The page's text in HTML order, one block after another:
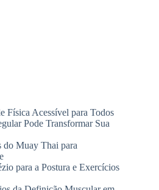
Física Acessível para Todos
Pode Transformar Sua
do Muay Thai para
para a Postura e Exercícios